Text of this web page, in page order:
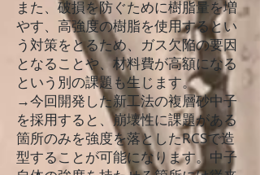
また、破損を防ぐために樹脂量を増
やす、高強度の樹脂を使用するとい
う対策をとるため、ガス欠陥の要因
となることや、材料費が高額になる
という別の課題も生じます。
→今回開発した新工法の複層砂中子
を採用すると、崩壊性に課題がある
箇所のみを強度を落としたRCSで造
型することが可能になります。中子